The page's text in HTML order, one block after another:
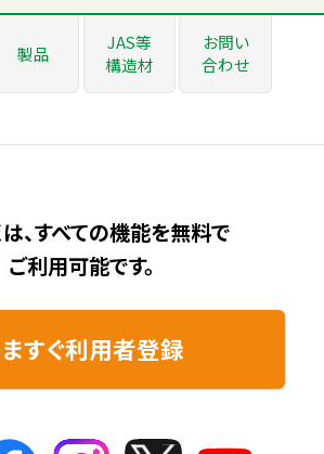
製品
JAS等
構造材
お問い
合わせ
は、すべての機能を無料で
ご利用可能です。
すぐ利用者登録